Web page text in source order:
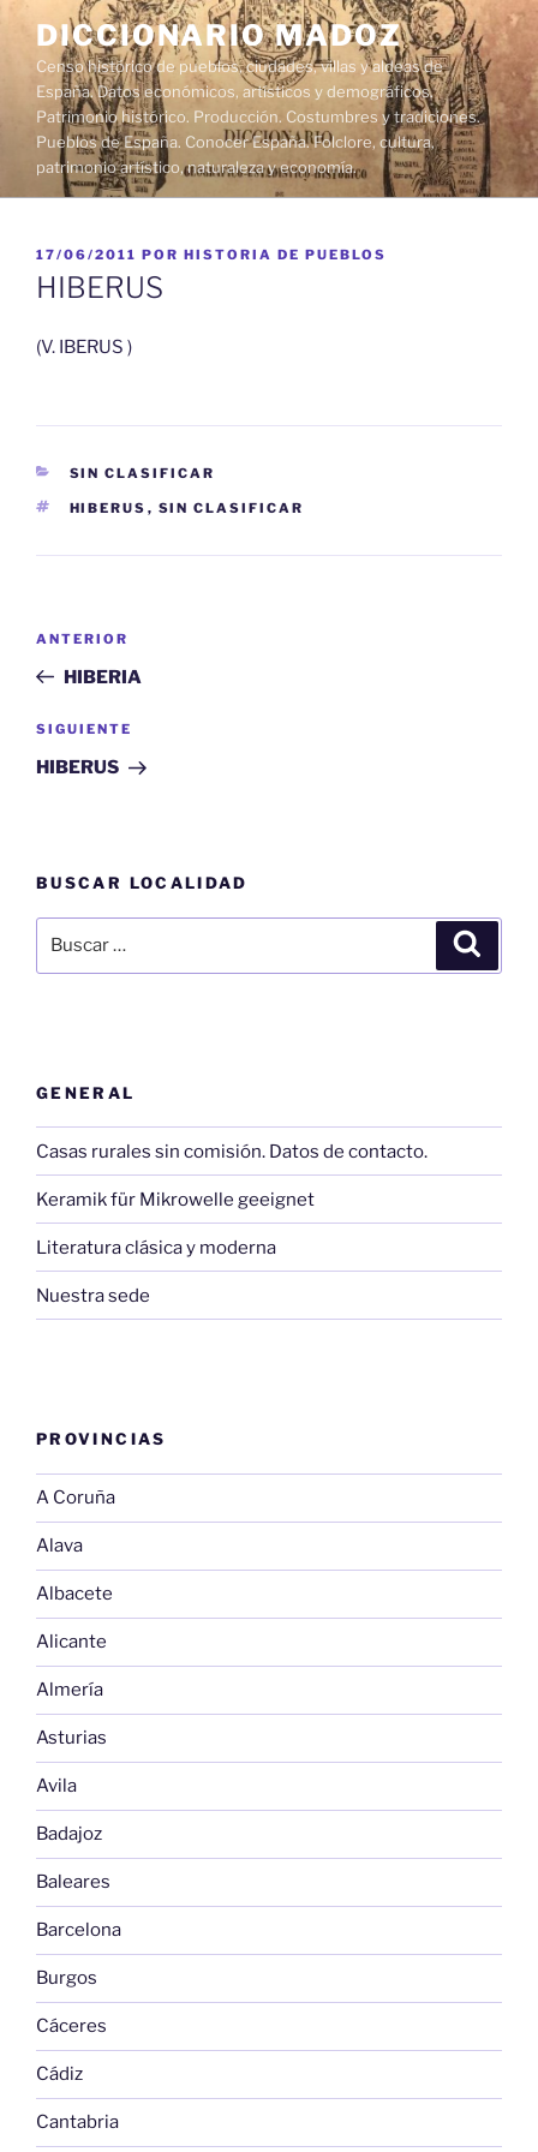
contenido
DICCIONARIO MADOZ
Censo histórico de pueblos, ciudades, villas y aldeas de
España. Datos económicos, artísticos y demográficos.
Patrimonio histórico. Producción. Costumbres y tradiciones.
Pueblos de España. Conocer España. Folclore, cultura,
patrimonio artístico, naturaleza y economía.
PUBLICADO
EL
17/06/2011 POR HISTORIA DE PUEBLOS
HIBERUS
(V. IBERUS )
CATEGORÍAS
SIN CLASIFICAR
ETIQUETAS
HIBERUS , SIN CLASIFICAR
entradas
Entrada
anterior:
ANTERIOR
HIBERIA
Siguiente
entrada
SIGUIENTE
HIBERUS
BUSCAR LOCALIDAD
por:
GENERAL
Casas rurales sin comisión. Datos de contacto.
Keramik für Mikrowelle geeignet
Literatura clásica y moderna
Nuestra sede
PROVINCIAS
A Coruña
Alava
Albacete
Alicante
Almería
Asturias
Avila
Badajoz
Baleares
Barcelona
Burgos
Cáceres
Cádiz
Cantabria